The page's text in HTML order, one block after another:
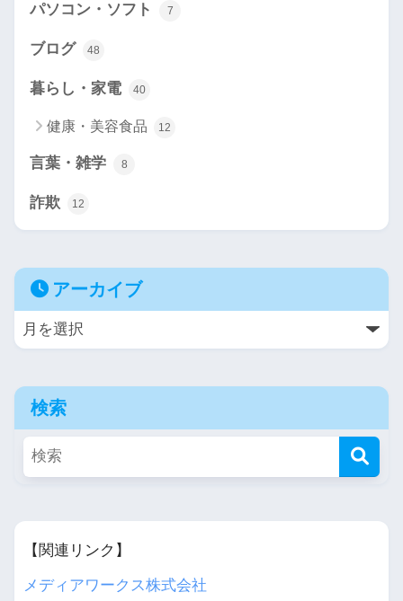
パソコン・ソフト 7
ブログ 48
暮らし・家電 40
健康・美容食品 12
言葉・雑学 8
詐欺 12
アーカイブ
検索
【関連リンク】
メディアワークス株式会社